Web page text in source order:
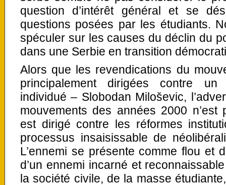
question d’intérêt général et se
questions posées par les étudiants.
spéculer sur les causes du déclin du
dans une Serbie en transition
Alors que les revendications du
principalement dirigées contre
individué – Slobodan Miloševic,
mouvements des années 2000 n’est
est dirigé contre les réformes
processus insaisissable de
L’ennemi se présente comme flou et
d’un ennemi incarné et
la société civile, de la masse